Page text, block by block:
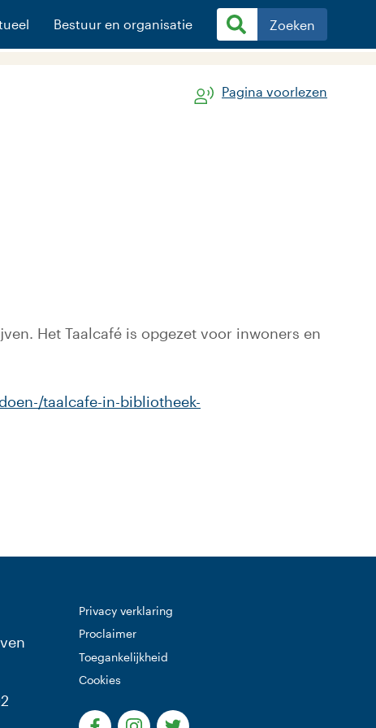
Bestuur en organisatie Zoeken
Pagina voorlezen
Het Taalcafé is opgezet voor inwoners en
taalcafe-in-bibliotheek-
Privacy verklaring
Proclaimer
Toegankelijkheid
Cookies
(Deze link gaat naar een externe website)
(Deze link gaat naar een externe
(Deze link gaat naar een